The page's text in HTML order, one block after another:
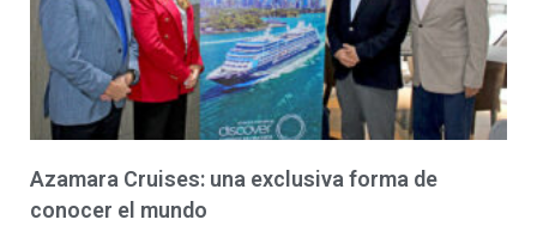
Azamara Cruises: una exclusiva forma de
conocer el mundo